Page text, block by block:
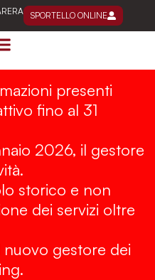
SPORTELLO ONLINE
presenti
fino al 31
2026, il gestore
storico e non
dei servizi oltre
nuovo gestore dei